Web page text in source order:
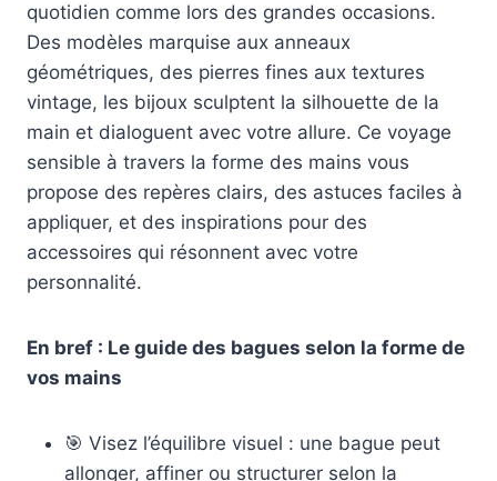
quotidien comme lors des grandes occasions.
Des modèles marquise aux anneaux
géométriques, des pierres fines aux textures
vintage, les bijoux sculptent la silhouette de la
main et dialoguent avec votre allure. Ce voyage
sensible à travers la forme des mains vous
propose des repères clairs, des astuces faciles à
appliquer, et des inspirations pour des
accessoires qui résonnent avec votre
personnalité.
En bref : Le guide des bagues selon la forme de
vos mains
🎯 Visez l’équilibre visuel : une bague peut
allonger, affiner ou structurer selon la